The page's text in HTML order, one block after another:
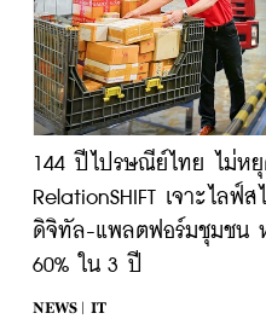
144 ปีไปรษณีย์ไทย ไม่ห
RelationSHIFT เจาะไล
ดิจิทัล-แพลตฟอร์มชุมชน
60% ใน 3 ปี
NEWS |
IT